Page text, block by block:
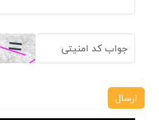
ارسال